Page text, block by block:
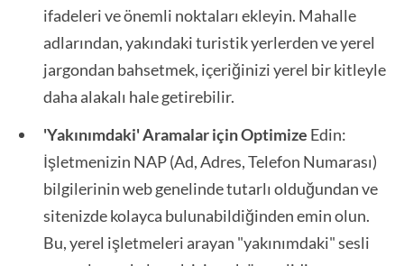
ifadeleri ve önemli noktaları ekleyin. Mahalle
adlarından, yakındaki turistik yerlerden ve yerel
jargondan bahsetmek, içeriğinizi yerel bir kitleyle
daha alakalı hale getirebilir.
'Yakınımdaki' Aramalar için Optimize Edin:
İşletmenizin NAP (Ad, Adres, Telefon Numarası)
bilgilerinin web genelinde tutarlı olduğundan ve
sitenizde kolayca bulunabildiğinden emin olun.
Bu, yerel işletmeleri arayan "yakınımdaki" sesli